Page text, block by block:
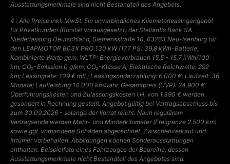
Ausstattungsmerkmale sind nicht Bestandteil des Angebots.
4 : Alle Preise inkl. MwSt. Ein unverbindliches Kilometerleasingangebot
für Privatkunden (Bonität vorausgesetzt) der Stellantis Bank SA
Niederlassung Deutschland, Siemensstraße 10, 63263 Neu-Isenburg für
den LEAPMOTOR B03X PRO 130 kW (177 PS) 39,8 kWh-Batterie,
Kombinierte Werte gem. WLTP: Energieverbrauch 15,5 - 15,7 kWh/100
km; CO₂-Emission 0 g/km; CO₂-Klasse A, Elektrische Reichweite: 292
km; Leasingrate: 109 € mtl.; Leasingsonderzahlung: 6.000 €; Laufzeit: 36
Monate; Laufleistung 10.000 km/Jahr. Gesamtpreis (UVP): 24.900 €.
Überführungskosten und Zulassungskosten i.H. von 1.390 € werden
gesondert in Rechnung gestellt. Angebot gültig bei Vertragsabschluss bis
zum 30.09.2026 - solange der Vorrat reicht. Nach regulärem
Vertragsende werden Mehr- und Minderkilometer (Freigrenze 2.500 km)
sowie ggf. vorhandene Schäden abgerechnet. Zwischenverkauf und
Irrtümer vorbehalten. Abbildungen können Sonderausstattungen
enthalten. Beispielfoto eines Fahrzeuges der Baureihe, dessen
Ausstattungsmerkmale nicht Bestandteil des Angebotes sind.